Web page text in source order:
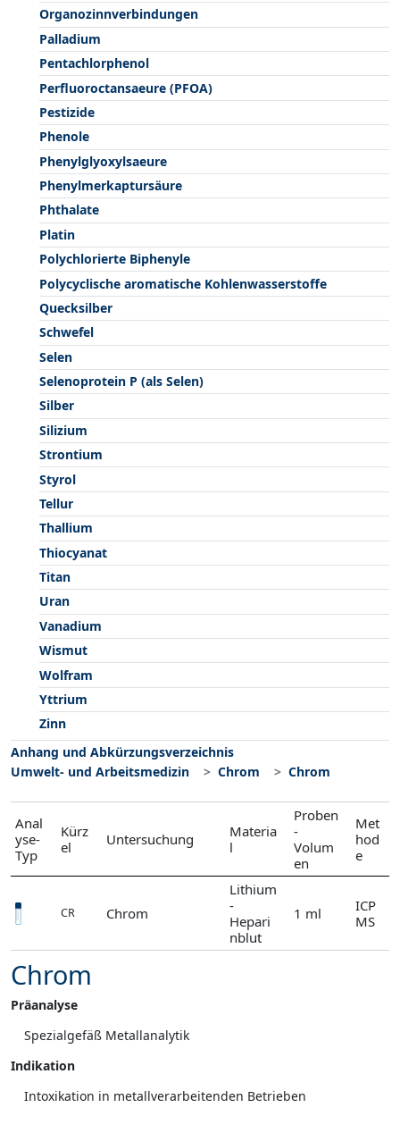
Organozinnverbindungen
Palladium
Pentachlorphenol
Perfluoroctansaeure (PFOA)
Pestizide
Phenole
Phenylglyoxylsaeure
Phenylmerkaptursäure
Phthalate
Platin
Polychlorierte Biphenyle
Polycyclische aromatische Kohlenwasserstoffe
Quecksilber
Schwefel
Selen
Selenoprotein P (als Selen)
Silber
Silizium
Strontium
Styrol
Tellur
Thallium
Thiocyanat
Titan
Uran
Vanadium
Wismut
Wolfram
Yttrium
Zinn
Anhang und Abkürzungsverzeichnis
Umwelt- und Arbeitsmedizin
Chrom Chrom
Anal
yse-
Typ
Kürz
el
Untersuchung
Materia
l
Proben
-
Volum
en
Met
hod
e
CR Chrom
Lithium
-
Hepari
nblut
1 ml
ICP
MS
Chrom
Präanalyse
Spezialgefäß Metallanalytik
Indikation
Intoxikation in metallverarbeitenden Betrieben